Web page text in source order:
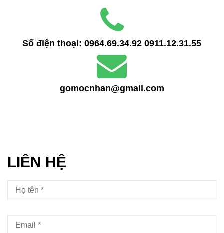
LIÊN HỆ
Số điện thoại: 0964.69.34.92 0911.12.31.55
gomocnhan@gmail.com